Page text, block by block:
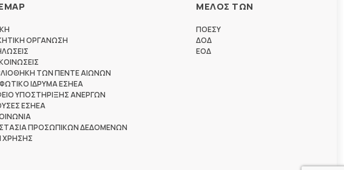
ΟΡΓΑΝΩΣΗ
ΤΩΝ ΠΕΝΤΕ ΑΙΩΝΩΝ
ΙΔΡΥΜΑ ΕΣΗΕΑ
ΥΠΟΣΤΗΡΙΞΗΣ ΑΝΕΡΓΩΝ
ΕΣΗΕΑ
ΠΡΟΣΩΠΙΚΩΝ ΔΕΔΟΜΕΝΩΝ
ΧΡΗΣΗΣ
ΜΕΛΟΣ ΤΩΝ
ΠΟΕΣΥ
ΔΟΔ
ΕΟΔ